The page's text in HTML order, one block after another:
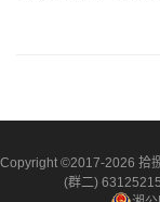
8000多亿交易额，
Copyright ©2017-2026 拾
(群二)